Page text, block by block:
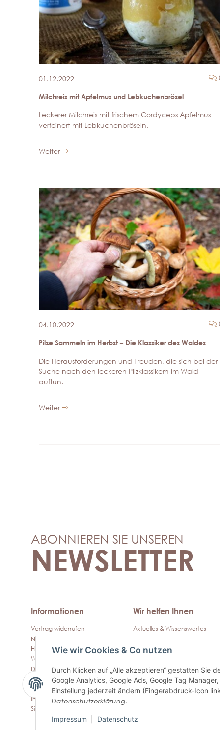
01.12.2022
Milchreis mit Apfelmus und Lebkuchenbrösel
Leckerer Milchreis mit frischem Cordyceps Apfelmus
verfeinert mit Lebkuchenbröseln.
Weiter
04.10.2022
Pilze Sammeln im Herbst – Die Klassiker des Waldes
Die Herausforderungen und Freuden, die sich bei der
Suche nach den leckeren Pilzklassikern im Wald
auftun.
Weiter
ABONNIEREN SIE UNSEREN
NEWSLETTER
Informationen
Vertrag widerrufen
Newsletter
Hilfe / Support
Widerrufsrecht
Datenschutz
AGB
Zahlung und Versand
Impressum
Sitemap
Wir helfen Ihnen
Aktuelles & Wissenswertes
Kontakt
Häufige Fragen & Antworten
Getrocknete Pilze
Vitalpilzextrakt
Vitalpilzpulver
Wie wir Cookies & Co nutzen
Durch Klicken auf „Alle akzeptieren“ gestatten Sie
Google Analytics, Google Ads, Google Tag
Einstellung jederzeit ändern (Fingerabdruck-Icon
Datenschutzerklärung.
Impressum Datenschutz